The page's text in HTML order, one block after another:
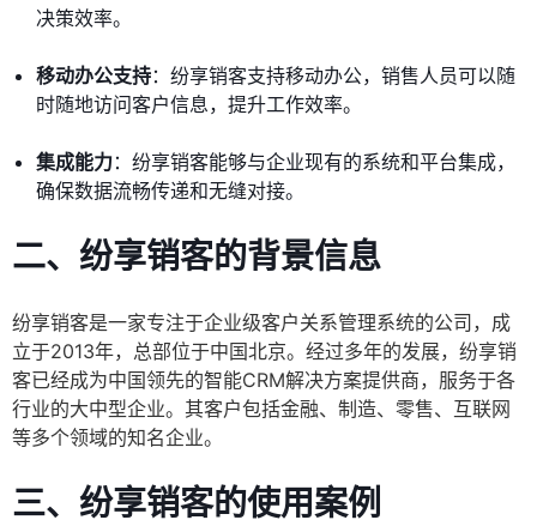
决策效率。
移动办公支持：纷享销客支持移动办公，销售人员可以随
时随地访问客户信息，提升工作效率。
集成能力：纷享销客能够与企业现有的系统和平台集成，
确保数据流畅传递和无缝对接。
二、纷享销客的背景信息
纷享销客是一家专注于企业级客户关系管理系统的公司，成
立于2013年，总部位于中国北京。经过多年的发展，纷享销
客已经成为中国领先的智能CRM解决方案提供商，服务于各
行业的大中型企业。其客户包括金融、制造、零售、互联网
等多个领域的知名企业。
三、纷享销客的使用案例